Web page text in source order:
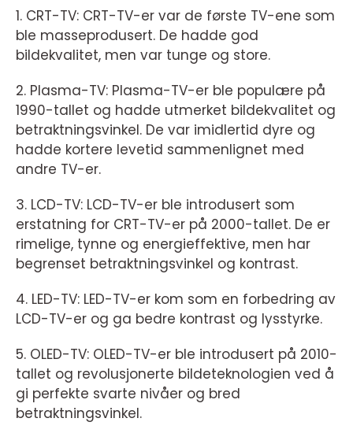
1. CRT-TV: CRT-TV-er var de første TV-ene som
ble masseprodusert. De hadde god
bildekvalitet, men var tunge og store.
2. Plasma-TV: Plasma-TV-er ble populære på
1990-tallet og hadde utmerket bildekvalitet og
betraktningsvinkel. De var imidlertid dyre og
hadde kortere levetid sammenlignet med
andre TV-er.
3. LCD-TV: LCD-TV-er ble introdusert som
erstatning for CRT-TV-er på 2000-tallet. De er
rimelige, tynne og energieffektive, men har
begrenset betraktningsvinkel og kontrast.
4. LED-TV: LED-TV-er kom som en forbedring av
LCD-TV-er og ga bedre kontrast og lysstyrke.
5. OLED-TV: OLED-TV-er ble introdusert på 2010-
tallet og revolusjonerte bildeteknologien ved å
gi perfekte svarte nivåer og bred
betraktningsvinkel.